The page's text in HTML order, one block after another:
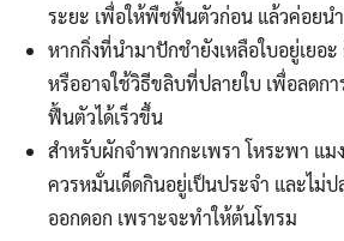
ระยะ เพื่อให้พืชฟื้นตัวก่อน แล้วค่อยน
หากกิ่งที่นำมาปักชำยังเหลือใบอยู่เยอะ
หรืออาจใช้วิธีขลิบที่ปลายใบ เพื่อลดก
ฟื้นตัวได้เร็วขึ้น
สำหรับผักจำพวกกะเพรา โหระพา แม
ควรหมั่นเด็ดกินอยู่เป็นประจำ และไม่
ออกดอก เพราะจะทำให้ต้นโทรม